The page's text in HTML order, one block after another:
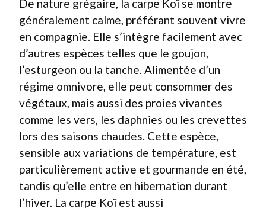
De nature grégaire, la carpe Koï se montre
généralement calme, préférant souvent vivre
en compagnie. Elle s’intègre facilement avec
d’autres espèces telles que le goujon,
l’esturgeon ou la tanche. Alimentée d’un
régime omnivore, elle peut consommer des
végétaux, mais aussi des proies vivantes
comme les vers, les daphnies ou les crevettes
lors des saisons chaudes. Cette espèce,
sensible aux variations de température, est
particulièrement active et gourmande en été,
tandis qu’elle entre en hibernation durant
l’hiver. La carpe Koï est aussi